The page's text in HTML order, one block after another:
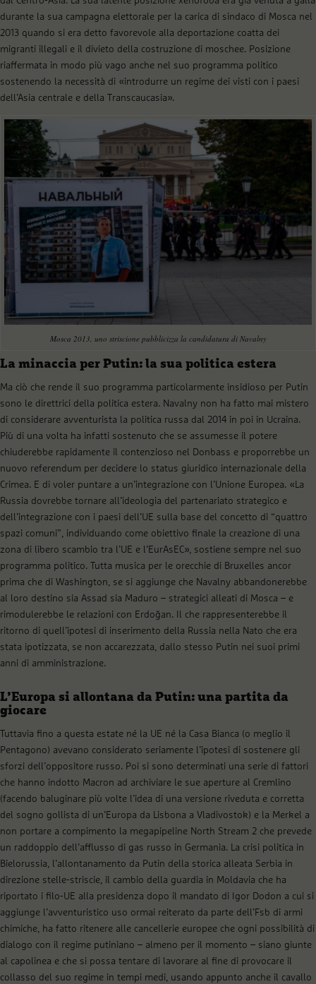
durante la sua campagna elettorale per la carica di sindaco di Mosca nel
2013 quando si era detto favorevole alla deportazione coatta dei
migranti illegali e il divieto della costruzione di moschee. Posizione
riaffermata in modo più vago anche nel suo programma politico
sostenendo la necessità di «introdurre un regime dei visti con i paesi
dell’Asia centrale e della Transcaucasia».
Mosca 2013, uno striscione pubblicizza la candidatura di Navalny
La minaccia per Putin: la sua politica estera
Ma ciò che rende il suo programma particolarmente insidioso per Putin
sono le direttrici della politica estera. Navalny non ha fatto mai mistero
di considerare avventurista la politica russa dal 2014 in poi in Ucraina.
Più di una volta ha infatti sostenuto che se assumesse il potere
chiuderebbe rapidamente il contenzioso nel Donbass e proporrebbe un
nuovo referendum per decidere lo status giuridico internazionale della
Crimea. E di voler puntare a un’integrazione con l’Unione Europea. «La
Russia dovrebbe tornare all’ideologia del partenariato strategico e
dell’integrazione con i paesi dell’UE sulla base del concetto di “quattro
spazi comuni”, individuando come obiettivo finale la creazione di una
zona di libero scambio tra l’UE e l’EurAsEC», sostiene sempre nel suo
programma politico. Tutta musica per le orecchie di Bruxelles ancor
prima che di Washington, se si aggiunge che Navalny abbandonerebbe
al loro destino sia Assad sia Maduro – strategici alleati di Mosca – e
rimodulerebbe le relazioni con Erdoğan. Il che rappresenterebbe il
ritorno di quell’ipotesi di inserimento della Russia nella Nato che era
stata ipotizzata, se non accarezzata, dallo stesso Putin nei suoi primi
anni di amministrazione.
L’Europa si allontana da Putin: una partita da
giocare
Tuttavia fino a questa estate né la UE né la Casa Bianca (o meglio il
Pentagono) avevano considerato seriamente l’ipotesi di sostenere gli
sforzi dell’oppositore russo. Poi si sono determinati una serie di fattori
che hanno indotto Macron ad archiviare le sue aperture al Cremlino
(facendo baluginare più volte l’idea di una versione riveduta e corretta
del sogno gollista di un’Europa da Lisbona a Vladivostok) e la Merkel a
non portare a compimento la megapipeline North Stream 2 che prevede
un raddoppio dell’afflusso di gas russo in Germania. La crisi politica in
Bielorussia, l’allontanamento da Putin della storica alleata Serbia in
direzione stelle-striscie, il cambio della guardia in Moldavia che ha
riportato i filo-UE alla presidenza dopo il mandato di Igor Dodon a cui si
aggiunge l’avventuristico uso ormai reiterato da parte dell’Fsb di armi
chimiche, ha fatto ritenere alle cancellerie europee che ogni possibilità di
dialogo con il regime putiniano – almeno per il momento – siano giunte
al capolinea e che si possa tentare di lavorare al fine di provocare il
collasso del suo regime in tempi medi, usando appunto anche il cavallo